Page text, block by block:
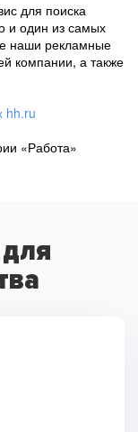
для поиска
и один из самых
наши рекламные
компании, а также
hh.ru
«Работа»